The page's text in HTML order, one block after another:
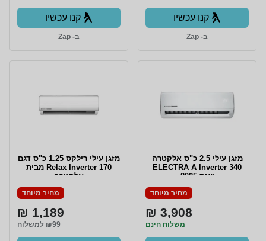
קנו עכשיו
ב- Zap
קנו עכשיו
ב- Zap
מזגן עילי 2.5 כ"ס אלקטרה
ELECTRA A Inverter 340
שנת 2025
מחיר מיוחד
3,908 ₪
משלוח חינם
מזגן עילי רילקס 1.25 כ"ס דגם
Relax Inverter 170 מבית
אלקטרה
מחיר מיוחד
1,189 ₪
₪99 למשלוח